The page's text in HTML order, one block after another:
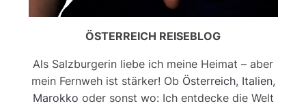
ÖSTERREICH REISEBLOG
Als Salzburgerin liebe ich meine Heimat – aber
mein Fernweh ist stärker! Ob Österreich, Italien,
Marokko oder sonst wo: Ich entdecke die Welt